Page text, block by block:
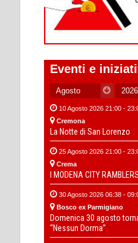
Eventi e
10 Agosto 2026 21:00 -
Cremona
La Notte di San Lorenzo
25 Agosto 2026 21:00 -
Crema
I MODENA CITY
30 Agosto 2026 06:38 -
Bosco ex Parmigiano
Domenica 30 agosto
“Nessun Dorma”